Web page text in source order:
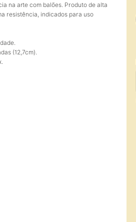
na arte com balões. Produto de alta
resistência, indicados para uso
(12,7cm).
ilustrativa.